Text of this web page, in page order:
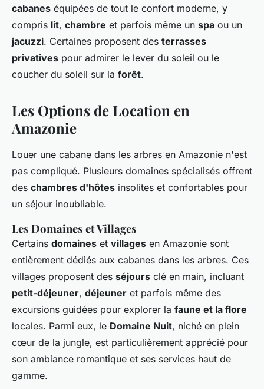
cabanes équipées de tout le confort moderne, y
compris lit, chambre et parfois même un spa ou un
jacuzzi. Certaines proposent des terrasses
privatives pour admirer le lever du soleil ou le
coucher du soleil sur la forêt.
Les Options de Location en
Amazonie
Louer une cabane dans les arbres en Amazonie n'est
pas compliqué. Plusieurs domaines spécialisés offrent
des chambres d'hôtes insolites et confortables pour
un séjour inoubliable.
Les Domaines et Villages
Certains domaines et villages en Amazonie sont
entièrement dédiés aux cabanes dans les arbres. Ces
villages proposent des séjours clé en main, incluant
petit-déjeuner, déjeuner et parfois même des
excursions guidées pour explorer la faune et la flore
locales. Parmi eux, le Domaine Nuit, niché en plein
cœur de la jungle, est particulièrement apprécié pour
son ambiance romantique et ses services haut de
gamme.